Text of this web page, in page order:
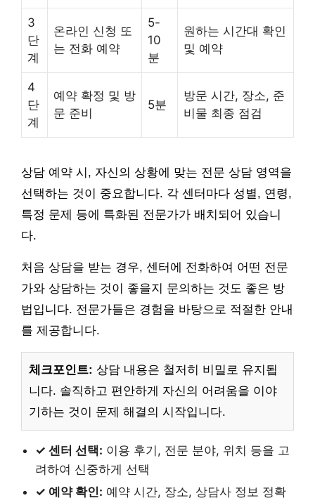
3
단
계
온라인 신청 또
는 전화 예약
5-
10
분
원하는 시간대 확인
및 예약
4
단
계
예약 확정 및 방
문 준비
5분
방문 시간, 장소, 준
비물 최종 점검
상담 예약 시, 자신의 상황에 맞는 전문 상담 영역을
선택하는 것이 중요합니다. 각 센터마다 성별, 연령,
특정 문제 등에 특화된 전문가가 배치되어 있습니
다.
처음 상담을 받는 경우, 센터에 전화하여 어떤 전문
가와 상담하는 것이 좋을지 문의하는 것도 좋은 방
법입니다. 전문가들은 경험을 바탕으로 적절한 안내
를 제공합니다.
체크포인트: 상담 내용은 철저히 비밀로 유지됩
니다. 솔직하고 편안하게 자신의 어려움을 이야
기하는 것이 문제 해결의 시작입니다.
✓ 센터 선택: 이용 후기, 전문 분야, 위치 등을 고
려하여 신중하게 선택
✓ 예약 확인: 예약 시간, 장소, 상담사 정보 정확